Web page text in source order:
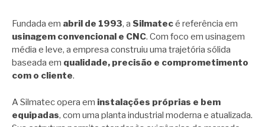
Fundada em abril de 1993, a Silmatecé referência em
usinagem convencional e CNC. Com foco em usinagem
média e leve, a empresa construiu uma trajetória sólida
baseada em qualidade, precisão e comprometimento
com o cliente.
A Silmatec opera em instalações próprias e bem
equipadas, com uma planta industrial moderna e atualizada.